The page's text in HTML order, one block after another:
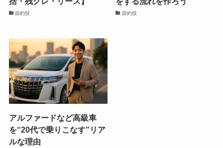
節約技 節約技
アルファードなど高級車
を“20代で乗りこなす”リア
ルな理由